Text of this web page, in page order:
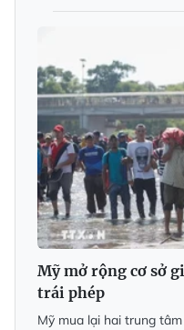
Mỹ mở rộng cơ sở
trái phép
Mỹ mua lại hai trung